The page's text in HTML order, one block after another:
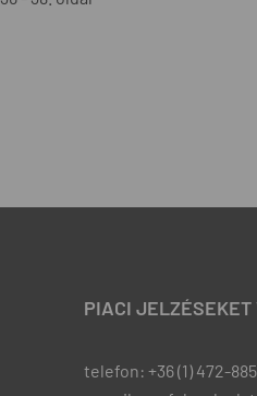
PIACI JELZÉSEKET
telefon: +36 (1) 472-